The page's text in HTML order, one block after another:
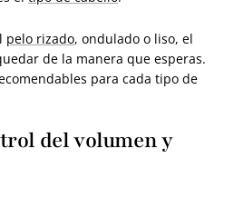
pelo rizado, ondulado o liso, el
de la manera que esperas.
para cada tipo de
del volumen y